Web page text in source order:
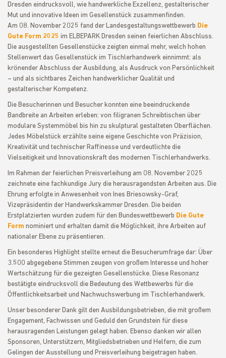
Dresden eindrucksvoll, wie handwerkliche Exzellenz, gestalterischer
Mut und innovative Ideen im Gesellenstück zusammenfinden.
Am 08. November 2025 fand der Landesgestaltungswettbewerb Die
Gute Form 2025 im ELBEPARK Dresden seinen feierlichen Abschluss.
Die ausgestellten Gesellenstücke zeigten einmal mehr, welch hohen
Stellenwert das Gesellenstück im Tischlerhandwerk einnimmt: als
krönender Abschluss der Ausbildung, als Ausdruck von Persönlichkeit
– und als sichtbares Zeichen handwerklicher Qualität und
gestalterischer Kompetenz.
Die Besucherinnen und Besucher konnten eine beeindruckende
Bandbreite an Arbeiten erleben: von filigranen Schreibtischen über
modulare Systemmöbel bis hin zu skulptural gestalteten Oberflächen.
Jedes Möbelstück erzählte seine eigene Geschichte von Präzision,
Kreativität und technischer Raffinesse und verdeutlichte die
Vielseitigkeit und Innovationskraft des modernen Tischlerhandwerks.
Im Rahmen der feierlichen Preisverleihung am 08. November 2025
zeichnete eine fachkundige Jury die herausragendsten Arbeiten aus. Die
Ehrung erfolgte in Anwesenheit von Ines Briesowsky-Graf,
Vizepräsidentin der Handwerkskammer Dresden. Die beiden
Erstplatzierten wurden zudem für den Bundeswettbewerb Die Gute
Form nominiert und erhalten damit die Möglichkeit, ihre Arbeiten auf
nationaler Ebene zu präsentieren.
Ein besonderes Highlight stellte erneut die Besucherumfrage dar: Über
3.500 abgegebene Stimmen zeugen von großem Interesse und hoher
Wertschätzung für die gezeigten Gesellenstücke. Diese Resonanz
bestätigte eindrucksvoll die Bedeutung des Wettbewerbs für die
Öffentlichkeitsarbeit und Nachwuchswerbung im Tischlerhandwerk.
Unser besonderer Dank gilt den Ausbildungsbetrieben, die mit großem
Engagement, Fachwissen und Geduld den Grundstein für diese
herausragenden Leistungen gelegt haben. Ebenso danken wir allen
Sponsoren, Unterstützern, Mitgliedsbetrieben und Helfern, die zum
Gelingen der Ausstellung und Preisverleihung beigetragen haben.